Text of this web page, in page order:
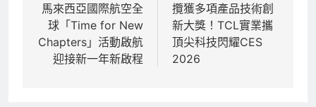
章
導
馬來西亞國際航空全
球「Time for New
Chapters」活動啟航
迎接新一年新啟程
攬獲多項產品技術創
新大獎！TCL實業攜
頂尖科技閃耀CES
2026